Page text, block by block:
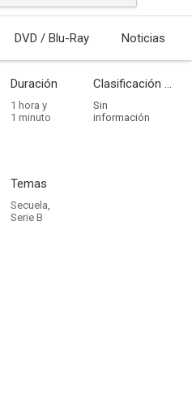
DVD / Blu-Ray Noticias
Duración
1 hora y
1 minuto
Clasificación por edades
Sin
información
Temas
Secuela,
Serie B